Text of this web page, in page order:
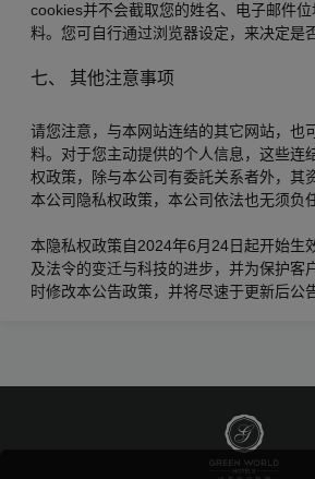
cookies并不会截取您的姓名、电子邮件
料。您可自行通过浏览器设定，来决定是
七、 其他注意事项
请您注意，与本网站连结的其它网站，也
料。对于您主动提供的个人信息，这些连
权政策，除与本公司有委託关系者外，其
本公司隐私权政策，本公司依法也无须负
本隐私权政策自2024年6月24日起开始生
及法令的变迁与科技的进步，并为保护客
时修改本公告政策，并将尽速于更新后公